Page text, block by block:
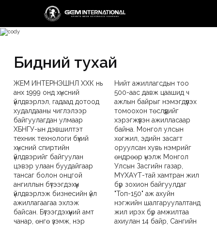
Бидний тухай
ЖЕМ ИНТЕРНЭШНЛ ХХК нь
анх 1999 онд хүнсний
үйлдвэрлэл, гадаад дотоод
худалдааны чиглэлээр
байгуулагдан улмаар
ХБНГУ-ын дэвшилтэт
техник технологи бүхий
хүнсний спиртийн
үйлдвэрийг байгуулан
цэвэр улаан буудайгаар
тансаг болон онцгой
ангиллын бүтээгдэхүүн
үйлдвэрлэж бизнесийн үйл
ажиллагаагаа эхлэж
байсан. Бүтээгдэхүүний амт
чанар, өнгө үзэмж, нэр
Нийт ажиллагсдын тоо
500-аас давж цаашид ч
ажлын байрыг нэмэгдүүлэх
томоохон төслүүдийг
хэрэгжүүлэн ажилласаар
байна. Монгол улсын
хөгжил, эдийн засагт
оруулсан хувь нэмрийг
өндрөөр үнэлж Монгол
Улсын Засгийн газар,
МҮХАҮТ-тай хамтран жил
бүр зохион байгуулдаг
"Топ-150" аж ахуйн
нэгжийн шалгаруулалтанд
жил ирэх бүр амжилтаа
ахиулан 14 байр, Сангийн